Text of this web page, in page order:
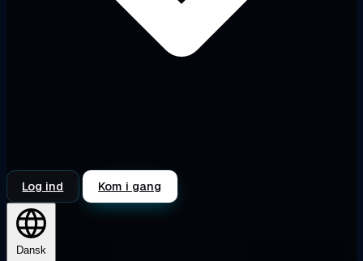
Log ind Kom i gang
Dansk